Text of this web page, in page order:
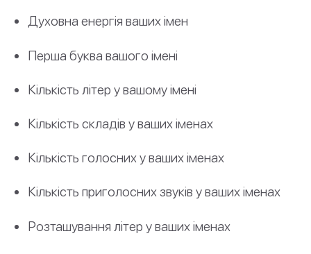
Духовна енергія ваших імен
Перша буква вашого імені
Кількість літер у вашому імені
Кількість складів у ваших іменах
Кількість голосних у ваших іменах
Кількість приголосних звуків у ваших іменах
Розташування літер у ваших іменах